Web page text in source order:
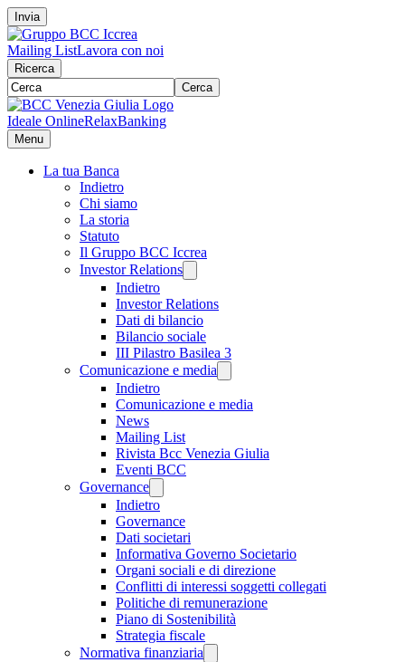
Invia
Mailing ListLavora con noi
Ricerca
Cerca
Ideale OnlineRelaxBanking
Menu
La tua Banca
Indietro
Chi siamo
La storia
Statuto
Il Gruppo BCC Iccrea
Investor Relations
Indietro
Investor Relations
Dati di bilancio
Bilancio sociale
III Pilastro Basilea 3
Comunicazione e media
Indietro
Comunicazione e media
News
Mailing List
Rivista Bcc Venezia Giulia
Eventi BCC
Governance
Indietro
Governance
Dati societari
Informativa Governo Societario
Organi sociali e di direzione
Conflitti di interessi soggetti collegati
Politiche di remunerazione
Piano di Sostenibilità
Strategia fiscale
Normativa finanziaria